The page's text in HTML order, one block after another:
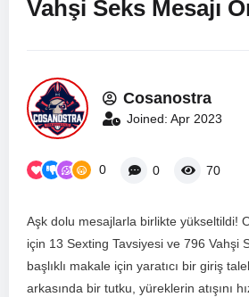
Vahşi Seks Mesajı
Cosanostra
Joined: Apr 2023
0 0 70
Aşk dolu mesajlarla birlikte yükseltildi!
için 13 Sexting Tavsiyesi ⁣ve 796 Vahşi
başlıklı makale için yaratıcı bir giriş
‍arkasında bir tutku, yüreklerin atışını